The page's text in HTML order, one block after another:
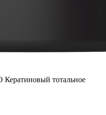
Кератиновый тотальное